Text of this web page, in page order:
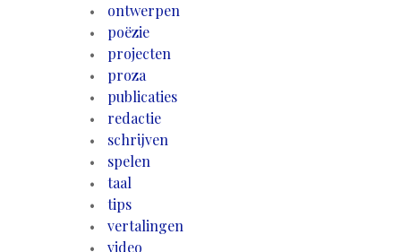
ontwerpen
poëzie
projecten
proza
publicaties
redactie
schrijven
spelen
taal
tips
vertalingen
video